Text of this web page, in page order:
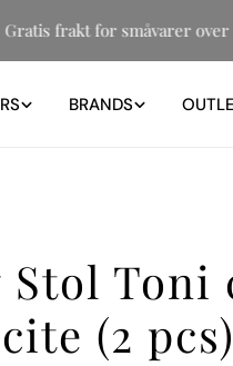
Gratis frakt for småvarer
BRANDS
Stol Toni
(2 pcs)